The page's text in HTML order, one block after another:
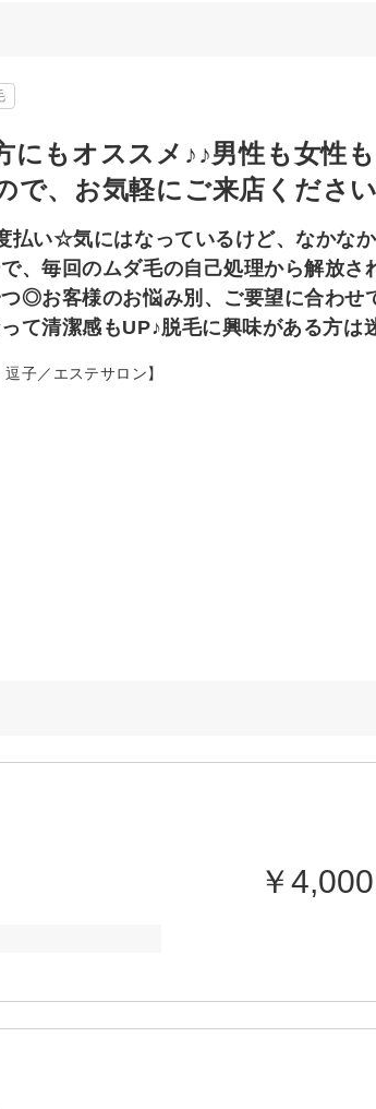
にもオススメ♪♪男性も女性
で、お気軽にご来店くださ
払い☆気にはなっているけど、なかな
、毎回のムダ毛の自己処理から解放さ
◎お客様のお悩み別、ご要望に合わせ
て清潔感もUP♪脱毛に興味がある方は
逗子／エステサロン】
￥4,000